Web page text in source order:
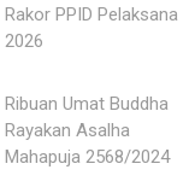
Rakor PPID Pelaksana
2026
Ribuan Umat Buddha
Rayakan Asalha
Mahapuja 2568/2024